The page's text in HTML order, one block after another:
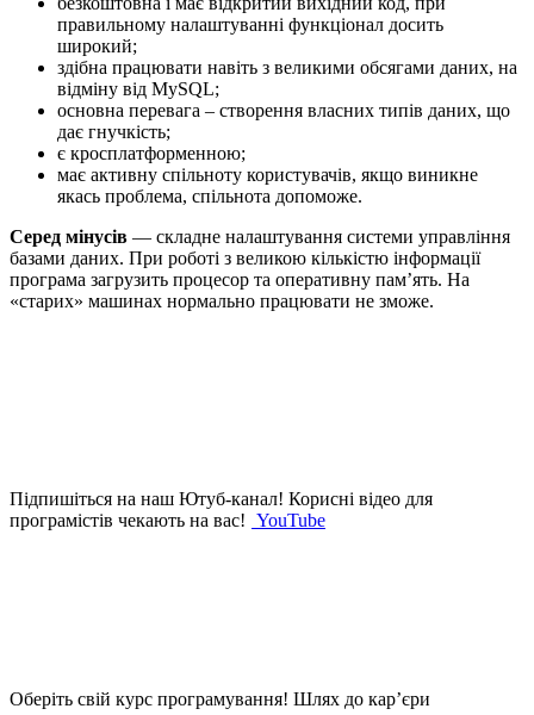
правильному налаштуванні функціонал досить
широкий;
здібна працювати навіть з великими обсягами даних, на
відміну від MySQL;
основна перевага – створення власних типів даних, що
дає гнучкість;
є кросплатформенною;
має активну спільноту користувачів, якщо виникне
якась проблема, спільнота допоможе.
Серед мінусів — складне налаштування системи управління
базами даних. При роботі з великою кількістю інформації
програма загрузить процесор та оперативну пам’ять. На
«старих» машинах нормально працювати не зможе.
Підпишіться на наш Ютуб-канал! Корисні відео для
програмістів чекають на вас! YouTube
Оберіть свій курс програмування! Шлях до кар’єри